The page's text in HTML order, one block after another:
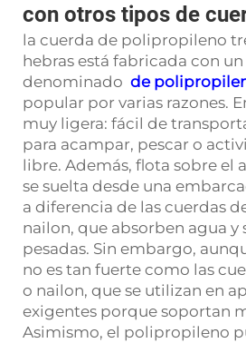
con otros tipos de
la cuerda de polipropileno
hebras está fabricada con
denominado de
popular por varias razones.
muy ligera: fácil de
para acampar, pescar o
libre. Además, flota sobre el
se suelta desde una
a diferencia de las cuerdas
nailon, que absorben agua y
pesadas. Sin embargo,
no es tan fuerte como las
o nailon, que se utilizan en
exigentes porque soportan
Asimismo, el polipropileno